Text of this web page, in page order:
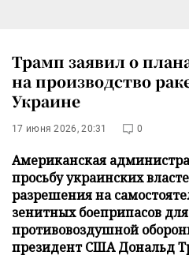
Трамп заявил о
на производство
Украине
17 июня 2026, 20:31 0
Американская
просьбу украинских
разрешения на
зенитных боеприпасов
противовоздушной
президент США Дональд